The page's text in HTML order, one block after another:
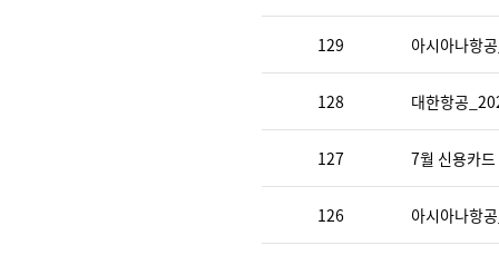
129 아시아나항
128 대한항공
127 7월 신용카
126 아시아나항